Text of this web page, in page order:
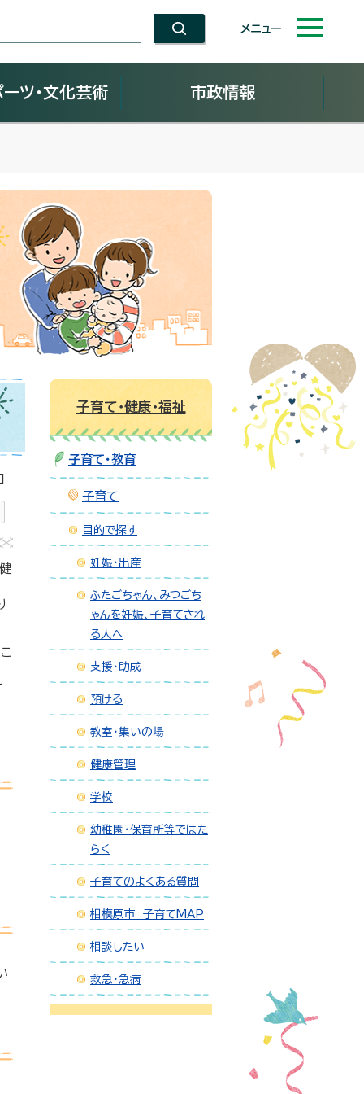
メニュー
ーツ・文化芸術 市政情報
子育て・健康・福祉
子育て・教育
子育て
目的で探す
妊娠・出産
ふたごちゃん、みつごち
ゃんを妊娠、子育てされ
る人へ
支援・助成
預ける
教室・集いの場
健康管理
学校
幼稚園・保育所等ではた
らく
子育てのよくある質問
相模原市 子育てMAP
相談したい
救急・急病